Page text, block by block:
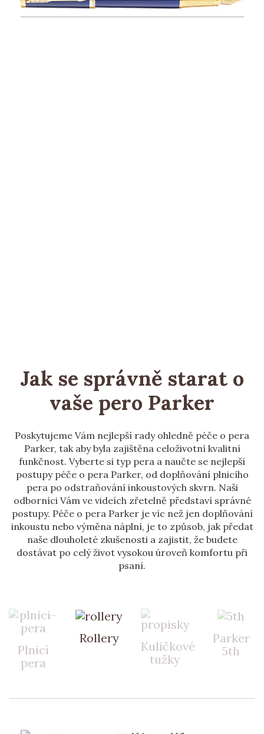
Jak se správně starat o
vaše pero Parker
Poskytujeme Vám nejlepší rady ohledně péče o pera
Parker, tak aby byla zajištěna celoživotní kvalitní
funkčnost. Vyberte si typ pera a naučte se nejlepší
postupy péče o pera Parker, od doplňování plnicího
pera po odstraňování inkoustových skvrn. Naši
odborníci Vám ve videích zřetelně představí správné
postupy. Péče o pera Parker je víc než jen doplňování
inkoustu nebo výměna náplní, je to způsob, jak předat
naše dlouholeté zkušenosti a zajistit, že budete
dostávat po celý život vysokou úroveň komfortu při
psaní.
Plnicí
pera
Rollery
Kuličkové
tužky
Parker
5th